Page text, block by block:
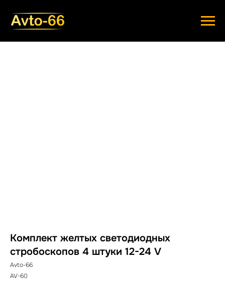
Комплект желтых светодиодных
стробоскопов 4 штуки 12-24 V
Avto-66
AV-60